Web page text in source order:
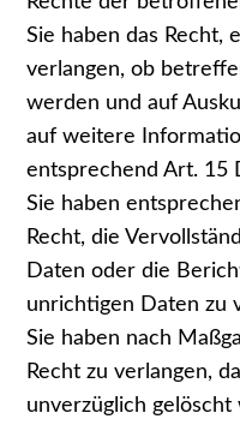
Sie haben das Recht,
verlangen, ob
werden und auf
auf weitere
entsprechend Art. 15
Sie haben
Recht, die
Daten oder die
unrichtigen Daten zu
Sie haben nach
Recht zu verlangen,
unverzüglich